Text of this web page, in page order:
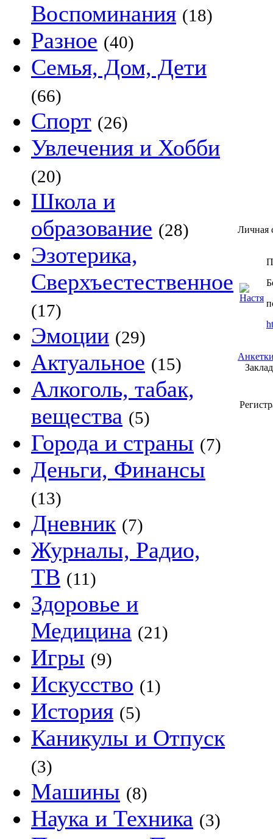
Воспоминания (18)
Разное (40)
Семья, Дом, Дети
(66)
Спорт (26)
Увлечения и Хобби
(20)
Школа и
образование (28)
Эзотерика,
Сверхъестественное
(17)
Эмоции (29)
Актуальное (15)
Алкоголь, табак,
вещества (5)
Города и страны (7)
Деньги, Финансы
(13)
Дневник (7)
Журналы, Радио,
ТВ (11)
Здоровье и
Медицина (21)
Игры (9)
Искусство (1)
История (5)
Каникулы и Отпуск
(3)
Машины (8)
Наука и Техника (3)
Личная